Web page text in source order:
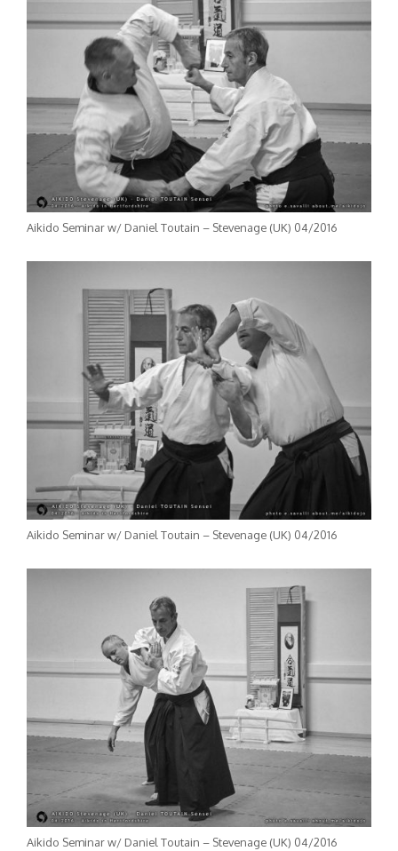
Aikido Seminar w/ Daniel Toutain – Stevenage (UK) 04/2016
Aikido Seminar w/ Daniel Toutain – Stevenage (UK) 04/2016
Aikido Seminar w/ Daniel Toutain – Stevenage (UK) 04/2016